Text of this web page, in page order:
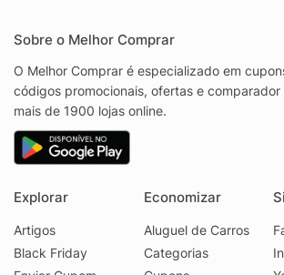
Sobre o Melhor Comprar
O Melhor Comprar é especializado em
códigos promocionais, ofertas e comparador
mais de 1900 lojas online.
Explorar
Artigos
Black Friday
Economizar
Aluguel de Carros
Categorias